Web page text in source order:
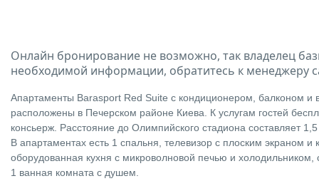
Онлайн бронирование не возможно, так владелец
необходимой информации, обратитесь к менеджеру
Апартаменты Barasport Red Suite с кондиционером, балконом и
расположены в Печерском районе Киева. К услугам гостей
консьерж. Расстояние до Олимпийского стадиона составляет
В апартаментах есть 1 спальня, телевизор с плоским экраном
оборудованная кухня с микроволновой печью и
1 ванная комната с душем.